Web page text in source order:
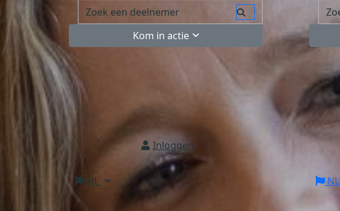
Kom in actie
Inloggen
NL NL